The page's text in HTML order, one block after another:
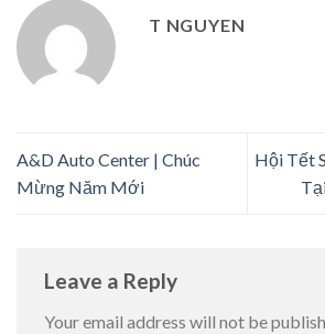
T NGUYEN
A&D Auto Center | Chúc
Mừng Năm Mới
Hội Tết
Leave a Reply
Your email address will not be